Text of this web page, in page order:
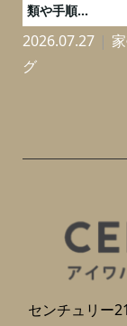
類や手順...
2026.07.27
グ
センチュリー